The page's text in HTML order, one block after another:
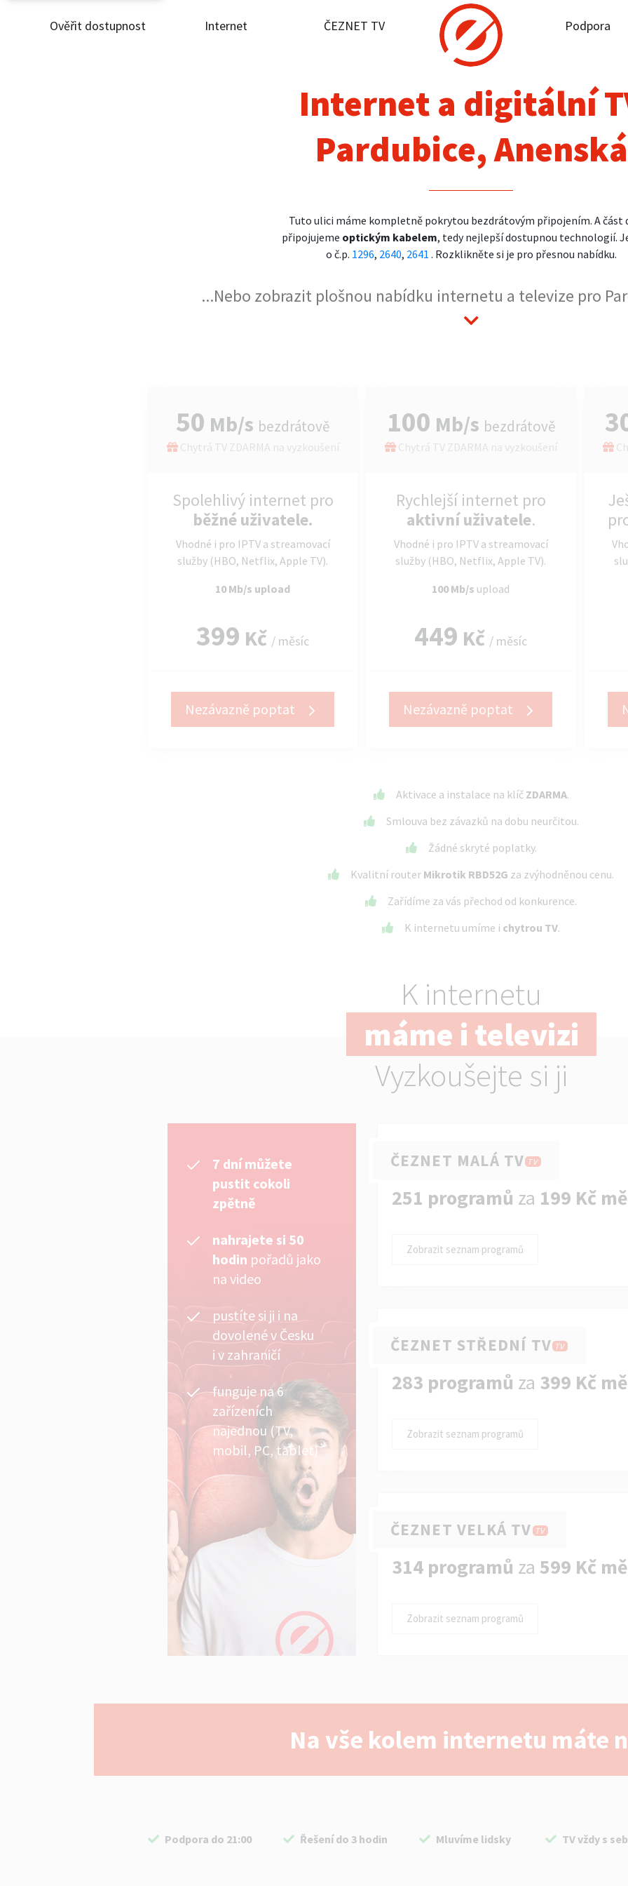
Ověřit dostupnost Internet ČEZNET TV Podpora
Internet
Kontakt
Internet a digitální
Pardubice, Anenská
Tuto ulici máme kompletně pokrytou bezdrátovým připojením. A část
připojujeme optickým kabelem, tedy nejlepší dostupnou technologií.
o č.p. 1296, 2640, 2641 . Rozklikněte si je pro přesnou nabídku.
...Nebo zobrazit plošnou nabídku internetu a televize pro
50 Mb/s bezdrátově
Chytrá TV ZDARMA na vyzkoušení
Spolehlivý internet pro
běžné uživatele.
Vhodné i pro IPTV a streamovací
služby (HBO, Netflix, Apple TV).
10 Mb/s upload
399 Kč / měsíc
Nezávazně poptat
100 Mb/s bezdrátově
Chytrá TV ZDARMA na vyzkoušení
Rychlejší internet pro
aktivní uživatele.
Vhodné i pro IPTV a streamovací
služby (HBO, Netflix, Apple TV).
100 Mb/s upload
449 Kč / měsíc
Nezávazně poptat
Aktivace a instalace na klíč ZDARMA.
Smlouva bez závazků na dobu neurčitou.
Žádné skryté poplatky.
Kvalitní router Mikrotik RBD52G za zvýhodněnou cenu.
Zařídíme za vás přechod od konkurence.
K internetu umíme i chytrou TV.
K internetu
máme i televizi
Vyzkoušejte si ji
7 dní můžete
pustit cokoli
zpětně
nahrajete si 50
hodin pořadů jako
na video
pustíte si ji i na
dovolené v Česku
i v zahraničí
funguje na 6
zařízeních
najednou (TV,
mobil, PC, tablet)
ČEZNET MALÁ TV TV
251 programů za 199 Kč
Zobrazit seznam programů
ČEZNET STŘEDNÍ TV TV
283 programů za 399 Kč
Zobrazit seznam programů
ČEZNET VELKÁ TV TV
314 programů za 599 Kč
Zobrazit seznam programů
Na vše kolem internetu máte
Podpora do 21:00 Řešení do 3 hodin Mluvíme lidsky TV vždy s